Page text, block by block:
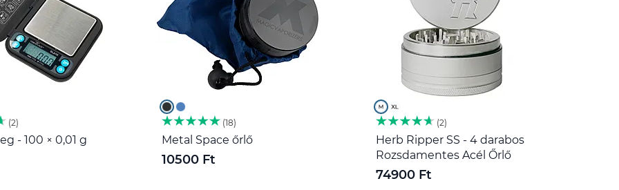
2
- 100 × 0,01 g
18
Metal Space őrlő
10500 Ft
2
Herb Ripper SS - 4 darabos
Rozsdamentes Acél Őrlő
74900 Ft